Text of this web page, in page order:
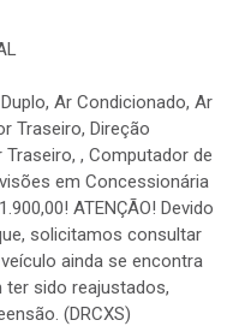
Ar Condicionado, Ar
Traseiro, Direção
Traseiro, , Computador de
em Concessionária
ATENÇÃO! Devido
solicitamos consultar
ainda se encontra
sido reajustados,
(DRCXS)